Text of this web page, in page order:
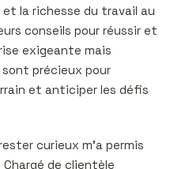
la richesse du travail au
conseils pour réussir et
exigeante mais
précieux pour
et anticiper les défis
curieux m’a permis
de clientèle